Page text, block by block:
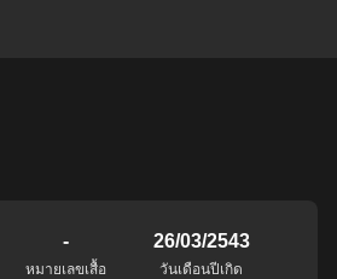
-
หมายเลขเสื้อ
26/03/2543
วันเดือนปีเกิด